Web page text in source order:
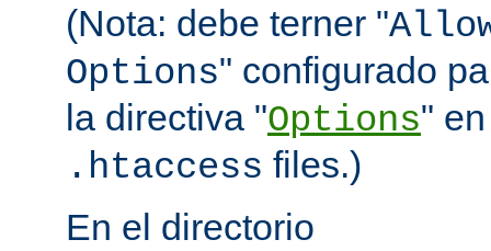
(Nota: debe terner "
Options" configurado
la directiva "Options"
.htaccess files.)
En el directorio